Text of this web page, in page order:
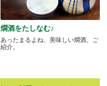
燗酒をたしなむ♪
あったまるよね、美味しい燗酒。ご
紹介。